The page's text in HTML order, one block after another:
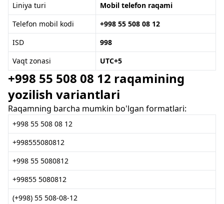
Liniya turi
Mobil telefon raqami
Telefon mobil kodi
+998 55 508 08 12
ISD
998
Vaqt zonasi
UTC+5
+998 55 508 08 12 raqamining
yozilish variantlari
Raqamning barcha mumkin bo'lgan formatlari:
+998 55 508 08 12
+998555080812
+998 55 5080812
+99855 5080812
(+998) 55 508-08-12